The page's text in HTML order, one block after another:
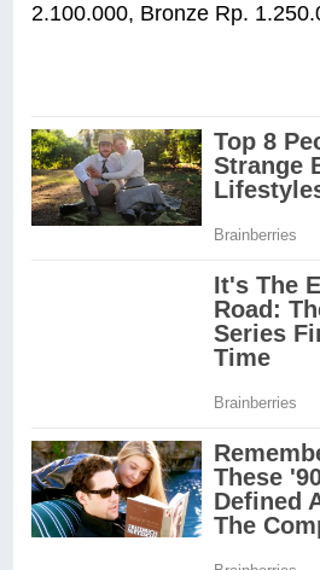
2.100.000, Bronze Rp.